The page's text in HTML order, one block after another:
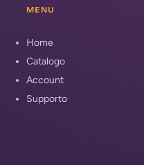
MENU
Home
Catalogo
Account
Supporto